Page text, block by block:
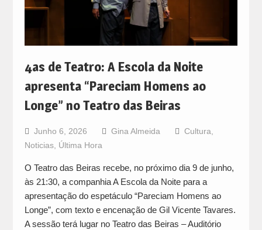
4as de Teatro: A Escola da Noite
apresenta “Pareciam Homens ao
Longe” no Teatro das Beiras
Junho 6, 2026 Gina Almeida Cultura
Noticias, Última Hora
O Teatro das Beiras recebe, no próximo dia 9 de junho,
às 21:30, a companhia A Escola da Noite para a
apresentação do espetáculo “Pareciam Homens ao
Longe”, com texto e encenação de Gil Vicente Tavares.
A sessão terá lugar no Teatro das Beiras – Auditório